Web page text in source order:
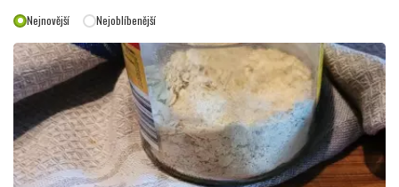
Nejnovější Nejoblíbenější